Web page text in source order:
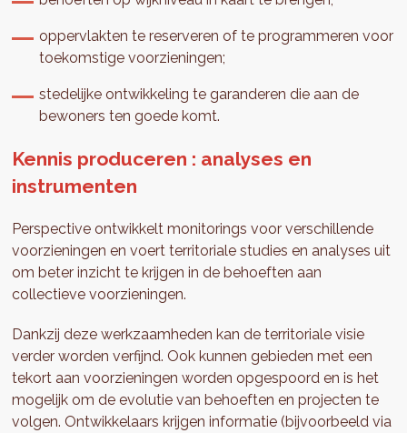
oppervlakten te reserveren of te programmeren voor
toekomstige voorzieningen;
stedelijke ontwikkeling te garanderen die aan de
bewoners ten goede komt.
Kennis produceren : analyses en
instrumenten
Perspective ontwikkelt monitorings voor verschillende
voorzieningen en voert territoriale studies en analyses uit
om beter inzicht te krijgen in de behoeften aan
collectieve voorzieningen.
Dankzij deze werkzaamheden kan de territoriale visie
verder worden verfijnd. Ook kunnen gebieden met een
tekort aan voorzieningen worden opgespoord en is het
mogelijk om de evolutie van behoeften en projecten te
volgen. Ontwikkelaars krijgen informatie (bijvoorbeeld via